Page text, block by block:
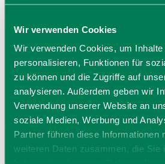
Wir verwenden Cookies
Wir verwenden Cookies, um
personalisieren, Funktionen für
zu können und die Zugriffe auf
analysieren. Außerdem geben wir
Verwendung unserer Website an
soziale Medien, Werbung und
Partner führen diese Informationen
weiteren Daten zusammen, die Sie